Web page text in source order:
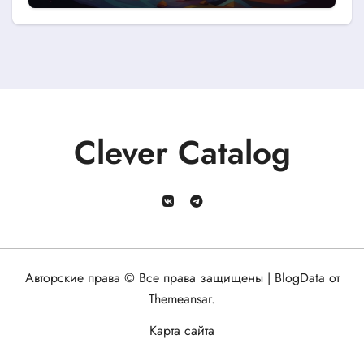
Clever Catalog
Авторские права © Все права защищены | BlogData от
Themeansar.
Карта сайта